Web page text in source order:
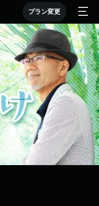
プラン変更